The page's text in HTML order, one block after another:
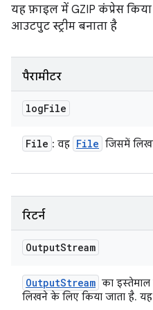
यह फ़ाइल में GZIP कंप्रेस
आउटपुट स्ट्रीम बनाता है
पैरामीटर
logFile
File : वह File जिसमें
रिटर्न
OutputStream
OutputStream का
लिखने के लिए किया जाता है. यह